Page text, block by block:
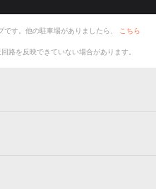
です。他の駐車場がありましたら、 こちら
路を反映できていない場合があります。